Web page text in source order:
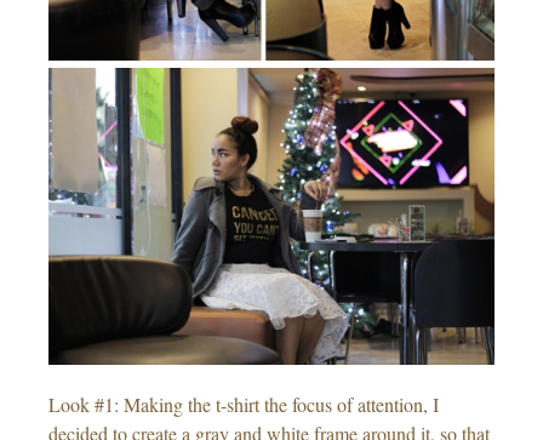
Look #1: Making the t-shirt the focus of attention, I
decided to create a gray and white frame around it, so that